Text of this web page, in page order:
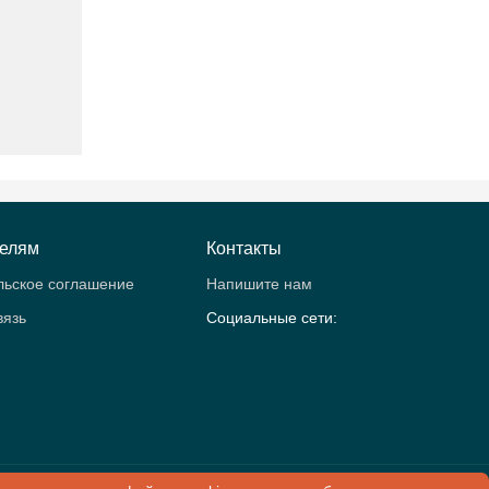
соглашение
Контакты
Напишите нам
Социальные сети: